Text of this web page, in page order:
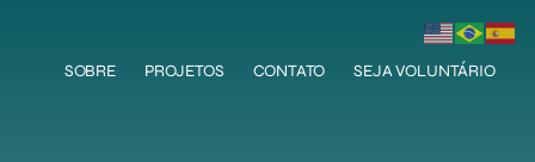
SOBRE PROJETOS CONTATO SEJA VOLUNTÁRIO